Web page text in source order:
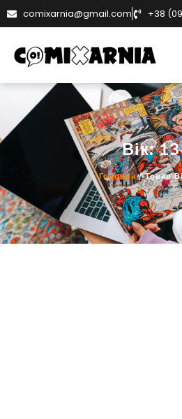
comixarnia@gmail.com +38
Вік:
Головна/ Товар